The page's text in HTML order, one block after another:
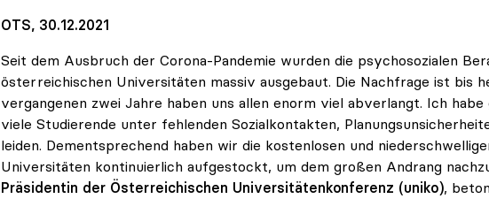
OTS, 30.12.2021
Seit dem Ausbruch der Corona-Pandemie wurden die psychosozialen
österreichischen Universitäten massiv ausgebaut. Die Nachfrage ist bis
vergangenen zwei Jahre haben uns allen enorm viel abverlangt. Ich
viele Studierende unter fehlenden Sozialkontakten,
leiden. Dementsprechend haben wir die kostenlosen und
Universitäten kontinuierlich aufgestockt, um dem großen Andrang
Präsidentin der Österreichischen Universitätenkonferenz (uniko),